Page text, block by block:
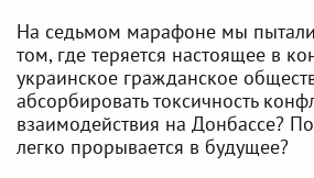
На седьмом марафоне мы
том, где теряется настоящее в
украинское гражданское
абсорбировать токсичность
взаимодействия на Донбассе?
легко прорывается в будущее?